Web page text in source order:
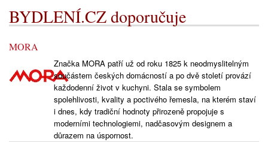
BYDLENÍ.CZ doporučuje
MORA
Značka MORA patří už od roku 1825 k neodmyslitelným
součástem českých domácností a po dvě století provází
každodenní život v kuchyni. Stala se symbolem
spolehlivosti, kvality a poctivého řemesla, na kterém staví
i dnes, kdy tradiční hodnoty přirozeně propojuje s
moderními technologiemi, nadčasovým designem a
důrazem na úspornost.